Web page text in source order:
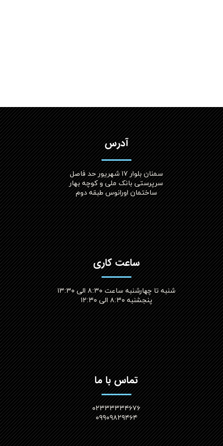
آدرس
سمنان بلوار ۱۷ شهریور حد فاصل
سرپرستی بانک ملی و کوچه بهار
ساختمان اورانوس طبقه دوم
ساعت کاری
شنبه تا چهارشنبه ساعت ۸:۳۰ الی ۱۳:۳۰
پنجشنبه ۸:۳۰ الی ۱۲:۳۰​​​​​​​
تماس با ما
۰۲۳۳۳۳۳۴۶۷۶
۰۹۹۰۹۸۲۹۴۶۴